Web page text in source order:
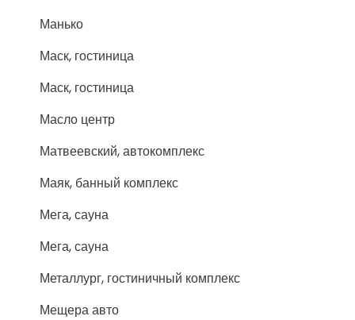
Манько
Маск, гостиница
Маск, гостиница
Масло центр
Матвеевский, автокомплекс
Маяк, банный комплекс
Мега, сауна
Мега, сауна
Металлург, гостиничный комплекс
Мещера авто